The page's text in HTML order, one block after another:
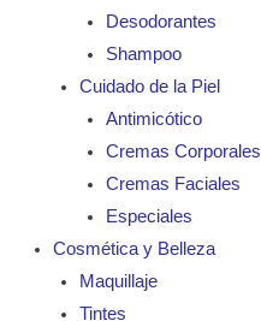
Desodorantes
Shampoo
Cuidado de la Piel
Antimicótico
Cremas Corporales
Cremas Faciales
Especiales
Cosmética y Belleza
Maquillaje
Tintes